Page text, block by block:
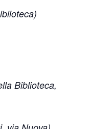
Biblioteca,